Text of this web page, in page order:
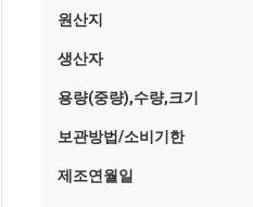
원산지
생산자
용량(중량),수량,크기
보관방법/소비기한
제조연월일